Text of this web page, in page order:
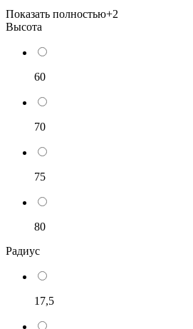
Показать полностью+2
Высота
60
70
75
80
Радиус
17,5